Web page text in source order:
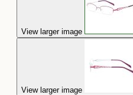
View larger image
View larger image